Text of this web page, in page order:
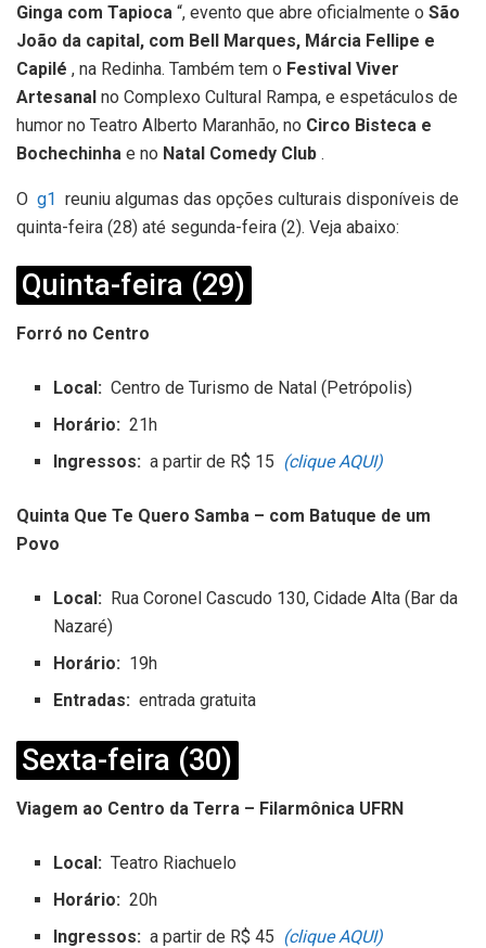
Ginga com Tapioca “, evento que abre oficialmente o São
João da capital, com Bell Marques, Márcia Fellipe e
Capilé , na Redinha. Também tem o Festival Viver
Artesanal no Complexo Cultural Rampa, e espetáculos de
humor no Teatro Alberto Maranhão, no Circo Bisteca e
Bochechinha e no Natal Comedy Club .
O g1 reuniu algumas das opções culturais disponíveis de
quinta-feira (28) até segunda-feira (2). Veja abaixo:
Quinta-feira (29)
Forró no Centro
Local: Centro de Turismo de Natal (Petrópolis)
Horário: 21h
Ingressos: a partir de R$ 15 (clique AQUI)
Quinta Que Te Quero Samba – com Batuque de um
Povo
Local: Rua Coronel Cascudo 130, Cidade Alta (Bar da
Nazaré)
Horário: 19h
Entradas: entrada gratuita
Sexta-feira (30)
Viagem ao Centro da Terra – Filarmônica UFRN
Local: Teatro Riachuelo
Horário: 20h
Ingressos: a partir de R$ 45 (clique AQUI)